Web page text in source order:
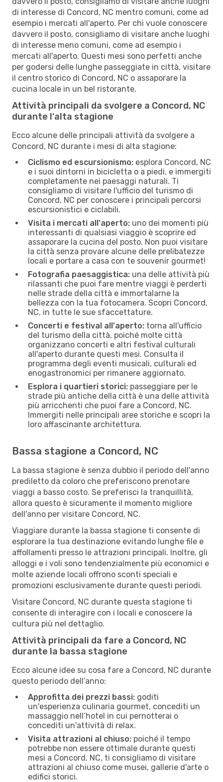
di interesse di Concord, NC mentro comuni, come ad
esempio i mercati all'aperto. Per chi vuole conoscere
davvero il posto, consigliamo di visitare anche luoghi
di interesse meno comuni, come ad esempio i
mercati all'aperto. Questi mesi sono perfetti anche
per godersi delle lunghe passeggiate in città, visitare
il centro storico di Concord, NC o assaporare la
cucina locale in un bel ristorante.
Attività principali da svolgere a Concord, NC
durante l'alta stagione
Ecco alcune delle principali attività da svolgere a
Concord, NC durante i mesi di alta stagione:
Ciclismo ed escursionismo: esplora Concord, NC
e i suoi dintorni in bicicletta o a piedi, e immergiti
completamente nei paesaggi naturali. Ti
consigliamo di visitare l'ufficio del turismo di
Concord, NC per conoscere i principali percorsi
escursionistici e ciclabili.
Visita i mercati all'aperto: uno dei momenti più
interessanti di qualsiasi viaggio è scoprire ed
assaporare la cucina del posto. Non puoi visitare
la città senza provare alcune delle prelibatezze
locali e portare a casa con te souvenir gourmet!
Fotografia paesaggistica: una delle attività più
rilassanti che puoi fare mentre viaggi è perderti
nelle strade della città e immortalarne la
bellezza con la tua fotocamera. Scopri Concord,
NC, in tutte le sue sfaccettature.
Concerti e festival all'aperto: torna all'ufficio
del turismo della città, poiché molte città
organizzano concerti e altri festival culturali
all'aperto durante questi mesi. Consulta il
programma degli eventi musicali, culturali ed
enogastronomici per rimanere aggiornato.
Esplora i quartieri storici: passeggiare per le
strade più antiche della città è una delle attività
più arricchenti che puoi fare a Concord, NC.
Immergiti nelle principali aree storiche e scopri la
loro affascinante architettura.
Bassa stagione a Concord, NC
La bassa stagione è senza dubbio il periodo dell'anno
prediletto da coloro che preferiscono prenotare
viaggi a basso costo. Se preferisci la tranquillità,
allora questo è sicuramente il momento migliore
dell'anno per visitare Concord, NC.
Viaggiare durante la bassa stagione ti consente di
esplorare la tua destinazione evitando lunghe file e
affollamenti presso le attrazioni principali. Inoltre, gli
alloggi e i voli sono tendenzialmente più economici e
molte aziende locali offrono sconti speciali e
promozioni esclusivamente durante questi periodi.
Visitare Concord, NC durante questa stagione ti
consente di interagire con i locali e conoscere la
cultura più nel dettaglio.
Attività principali da fare a Concord, NC
durante la bassa stagione
Ecco alcune idee su cosa fare a Concord, NC durante
questo periodo dell’anno:
Approfitta dei prezzi bassi: goditi
un'esperienza culinaria gourmet, concediti un
massaggio nell’hotel in cui pernotterai o
concediti un'attività di relax.
Visita attrazioni al chiuso: poiché il tempo
potrebbe non essere ottimale durante questi
mesi a Concord, NC, ti consigliamo di visitare
attrazioni al chiuso come musei, gallerie d'arte o
edifici storici.